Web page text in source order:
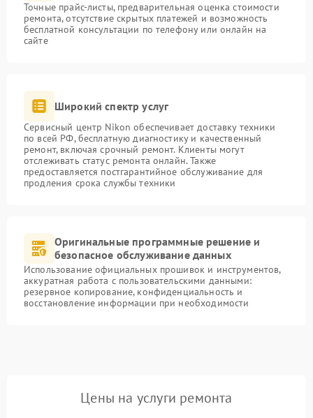
Точные прайс-листы, предварительная оценка стоимости
ремонта, отсутствие скрытых платежей и возможность
бесплатной консультации по телефону или онлайн на
сайте
Широкий спектр услуг
Сервисный центр Nikon обеспечивает доставку техники
по всей РФ, бесплатную диагностику и качественный
ремонт, включая срочный ремонт. Клиенты могут
отслеживать статус ремонта онлайн. Также
предоставляется постгарантийное обслуживание для
продления срока службы техники
Оригинальные программные решение и
безопасное обслуживание данных
Использование официальных прошивок и инструментов,
аккуратная работа с пользовательскими данными:
резервное копирование, конфиденциальность и
восстановление информации при необходимости
Цены на услуги ремонта